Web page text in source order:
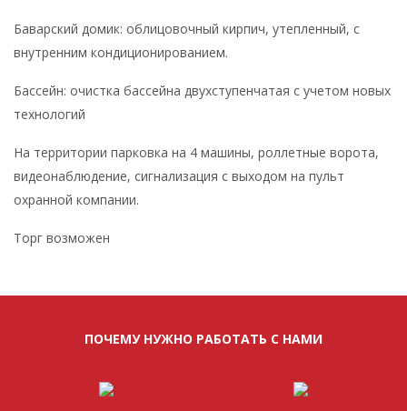
Баварский домик: облицовочный кирпич, утепленный, с
внутренним кондиционированием.
Бассейн: очистка бассейна двухступенчатая с учетом новых
технологий
На территории парковка на 4 машины, роллетные ворота,
видеонаблюдение, сигнализация с выходом на пульт
охранной компании.
Торг возможен
ПОЧЕМУ НУЖНО РАБОТАТЬ С НАМИ